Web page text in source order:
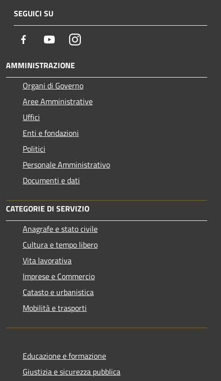
SEGUICI SU
Facebook YoutubeInstagram
AMMINISTRAZIONE
Organi di Governo
Aree Amministrative
Uffici
Enti e fondazioni
Politici
Personale Amministrativo
Documenti e dati
CATEGORIE DI SERVIZIO
Anagrafe e stato civile
Cultura e tempo libero
Vita lavorativa
Imprese e Commercio
Catasto e urbanistica
Mobilità e trasporti
Educazione e formazione
Giustizia e sicurezza pubblica